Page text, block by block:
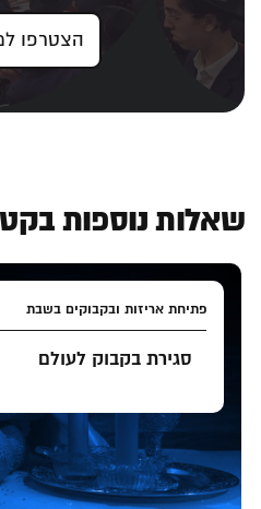
הצטרפו
שאלות נוספות
פתיחת אריזות ובקבוקים בשבת
סגירת בקבוק לעולם